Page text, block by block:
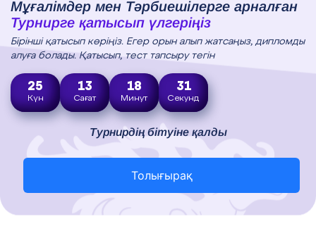
Мұғалімдер мен Тәрбиешілерге арналған
Турнирге қатысып үлгеріңіз
Бірінші қатысып көріңіз. Егер орын алып жатсаңыз, дипломды
алуға болады. Қатысып, тест тапсыру тегін
25
Күн
13
Сағат
18
Минут
30
Секунд
Турнирдің бітуіне қалды
Толығырақ